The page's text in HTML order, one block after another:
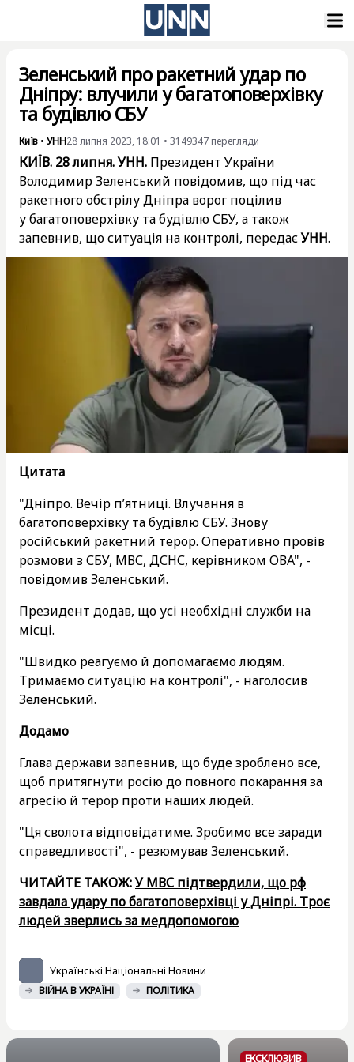
Зеленський про ракетний удар по
Дніпру: влучили у багатоповерхівку
та будівлю СБУ
Київ • УНН28 липня 2023, 18:01 • 3149347 перегляди
КИЇВ. 28 липня. УНН. Президент України
Володимир Зеленський повідомив, що під час
ракетного обстрілу Дніпра ворог поцілив
у багатоповерхівку та будівлю СБУ, а також
запевнив, що ситуація на контролі, передаєУНН.
Цитата
"Дніпро. Вечір пʼятниці. Влучання в
багатоповерхівку та будівлю СБУ. Знову
російський ракетний терор. Оперативно провів
розмови з СБУ, МВС, ДСНС, керівником ОВА", -
повідомив Зеленський.
Президент додав, що усі необхідні служби на
місці.
"Швидко реагуємо й допомагаємо людям.
Тримаємо ситуацію на контролі", - наголосив
Зеленський.
Додамо
Глава держави запевнив, що буде зроблено все,
щоб притягнути росію до повного покарання за
агресію й терор проти наших людей.
"Ця сволота відповідатиме. Зробимо все заради
справедливості", - резюмував Зеленський.
ЧИТАЙТЕ ТАКОЖ:У МВС підтвердили, що рф
завдала удару по багатоповерхівці у Дніпрі. Троє
людей зверлись за меддопомогою
Українські Національні Новини
ВІЙНА В УКРАЇНІ ПОЛІТИКА
ЕКСКЛЮЗИВ